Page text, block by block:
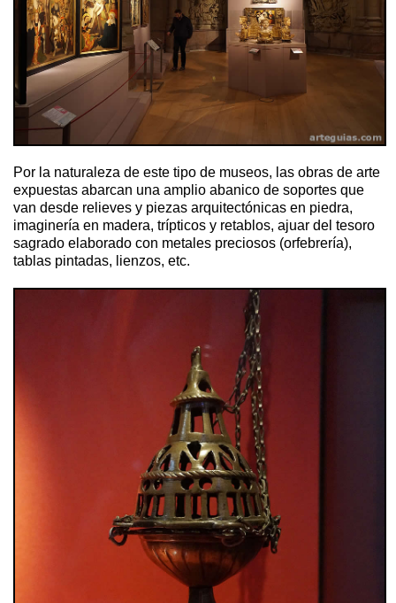
Por la naturaleza de este tipo de museos, las obras de arte
expuestas abarcan una amplio abanico de soportes que
van desde relieves y piezas arquitectónicas en piedra,
imaginería en madera, trípticos y retablos, ajuar del tesoro
sagrado elaborado con metales preciosos (orfebrería),
tablas pintadas, lienzos, etc.